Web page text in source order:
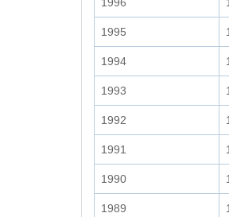
1995
1994
1993
1992
1991
1990
1989